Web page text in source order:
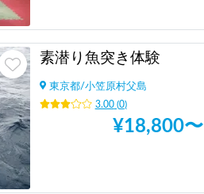
素潜り魚突き体験
東京都/小笠原村父島
3.00(0)
¥18,800〜